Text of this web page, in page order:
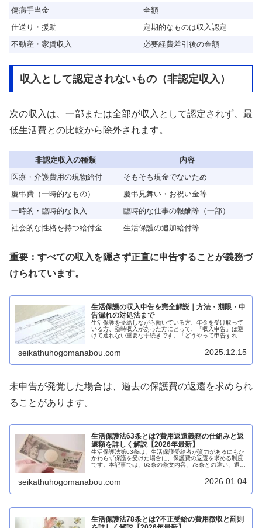
傷病手当金
全額
仕送り・援助
定期的なものは収入認定
不動産・家賃収入
必要経費差引後の金額
収入として認定されないもの（非認定収入）
次の収入は、一部または全部が収入として認定されず、最
低生活費との比較から除外されます。
非認定収入の種類
内容
医療・介護費用の現物給付
そもそも現金でないため
慶弔費（一時的なもの）
慶弔見舞い・お祝い金等
一時的・臨時的な収入
臨時的な仕事の報酬等（一部）
社会的な性格を持つ給付金
生活保護の追加給付等
重要：すべての収入を隠さず正直に申告することが義務づ
けられています。
生活保護の収入申告を完全解説｜方法・期限・申
告漏れの対処法まで
生活保護を受給しながら働いている方、年金を受け取って
いる方、臨時収入があった方にとって、「収入申告」は避
けて通れない重要な手続きです。「どうやって申告すれば
seikathuhogomanabou.com 2025.12.15
未申告が発覚した場合は、過去の保護費の返還を求められ
ることがあります。
生活保護法63条とは?費用返還義務の仕組みと返
還額を詳しく解説【2026年最新】
生活保護法第63条は、生活保護受給者が資力があるにもか
かわらず保護を受けた場合に、保護費の返還を求める制度
です。本記事では、63条の条文内容、78条との違い、返還
seikathuhogomanabou.com 2026.01.04
生活保護法78条とは?不正受給の費用徴収と罰則